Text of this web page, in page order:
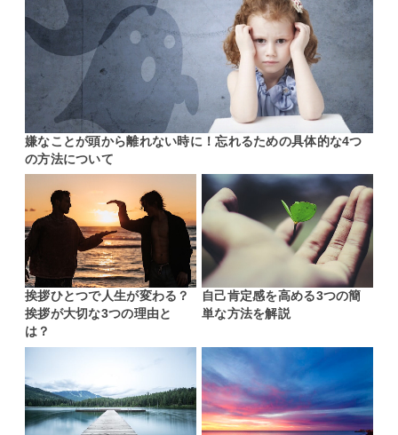
嫌なことが頭から離れない時に！忘れるための具体的な4つ
の方法について
挨拶ひとつで人生が変わる？
挨拶が大切な3つの理由と
は？
自己肯定感を高める3つの簡
単な方法を解説